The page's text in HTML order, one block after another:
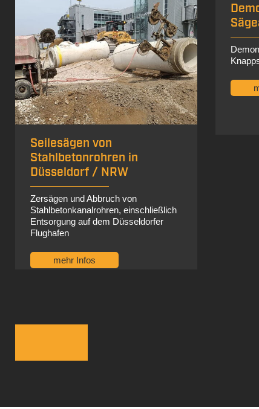
Demontage- und
Sägearbeiten in Bochum
Demontage- und Sägearbeiten am
Knappschaftskrankenhaus Bochum
mehr Infos